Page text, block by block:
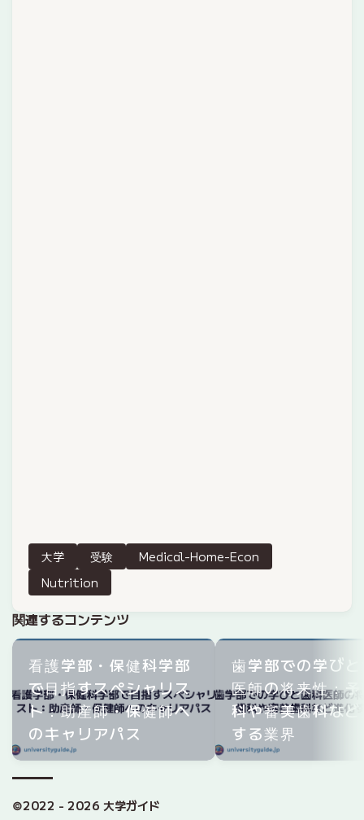
大学 受験
Medical-Home-Econ
Nutrition
関連するコンテンツ
看護学部・保健科学部
で目指すスペシャリス
ト：助産師・保健師へ
のキャリアパス
歯学部での学び
医師の将来性：
科や審美歯科な
する業界
©2022 - 2026 大学ガイド